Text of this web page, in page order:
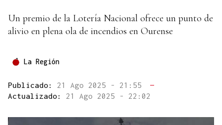
Un premio de la Lotería Nacional ofrece un punto de
alivio en plena ola de incendios en Ourense
La Región
Publicado: 21 Ago 2025 - 21:55
—
Actualizado: 21 Ago 2025 - 22:02